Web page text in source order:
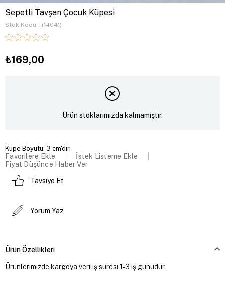
Sepetli Tavşan Çocuk Küpesi
Stok Kodu (14041)
₺169,00
Ürün stoklarımızda kalmamıştır.
Küpe Boyutu: 3 cm'dir.
Favorilere Ekle
İstek Listeme Ekle
Fiyat Düşünce Haber Ver
Tavsiye Et
Yorum Yaz
Ürün Özellikleri
Ürünlerimizde kargoya veriliş süresi 1-3 iş günüdür.